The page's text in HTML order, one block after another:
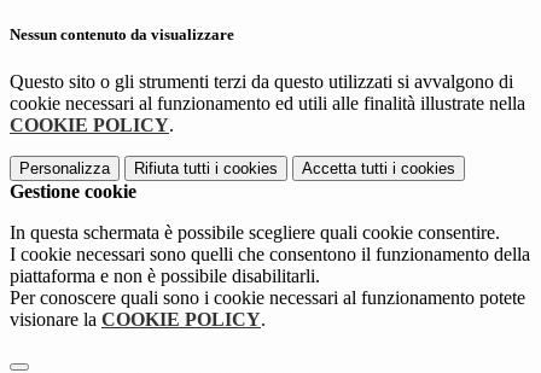
Nessun contenuto da visualizzare
Questo sito o gli strumenti terzi da questo utilizzati si avvalgono di
cookie necessari al funzionamento ed utili alle finalità illustrate nella
COOKIE POLICY.
Personalizza Rifiuta tutti i cookies Accetta tutti i cookies
Gestione cookie
In questa schermata è possibile scegliere quali cookie consentire.
I cookie necessari sono quelli che consentono il funzionamento della
piattaforma e non è possibile disabilitarli.
Per conoscere quali sono i cookie necessari al funzionamento potete
visionare la COOKIE POLICY.